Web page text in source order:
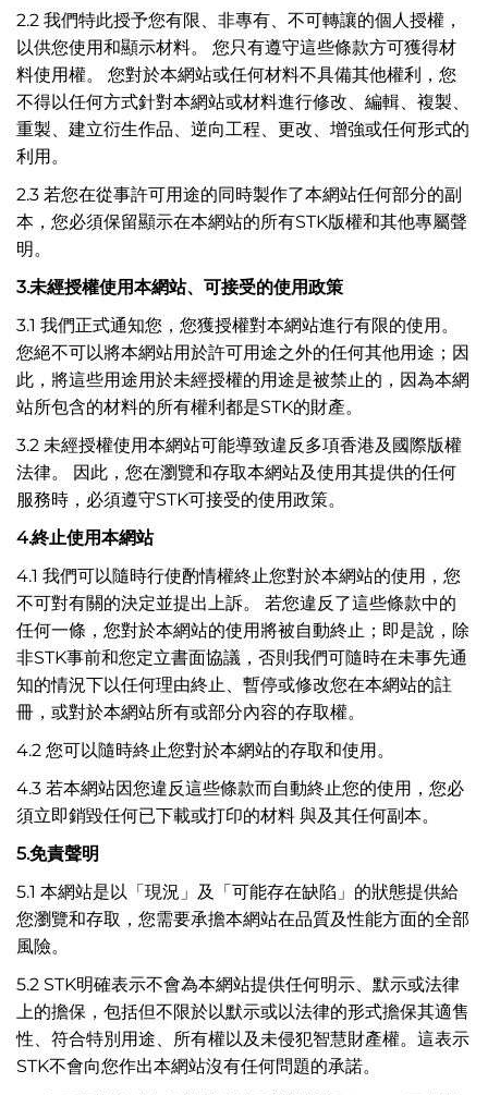
2.2 我們特此授予您有限、非專有、不可轉讓的個人授權，
以供您使用和顯示材料。 您只有遵守這些條款方可獲得材
料使用權。 您對於本網站或任何材料不具備其他權利，您
不得以任何方式針對本網站或材料進行修改、編輯、複製、
重製、建立衍生作品、逆向工程、更改、增強或任何形式的
利用。
2.3 若您在從事許可用途的同時製作了本網站任何部分的副
本，您必須保留顯示在本網站的所有STK版權和其他專屬聲
明。
3.未經授權使用本網站、可接受的使用政策
3.1 我們正式通知您，您獲授權對本網站進行有限的使用。
您絕不可以將本網站用於許可用途之外的任何其他用途；因
此，將這些用途用於未經授權的用途是被禁止的，因為本網
站所包含的材料的所有權利都是STK的財產。
3.2 未經授權使用本網站可能導致違反多項香港及國際版權
法律。 因此，您在瀏覽和存取本網站及使用其提供的任何
服務時，必須遵守STK可接受的使用政策。
4.終止使用本網站
4.1 我們可以隨時行使酌情權終止您對於本網站的使用，您
不可對有關的決定並提出上訴。 若您違反了這些條款中的
任何一條，您對於本網站的使用將被自動終止；即是說，除
非STK事前和您定立書面協議，否則我們可隨時在未事先通
知的情況下以任何理由終止、暫停或修改您在本網站的註
冊，或對於本網站所有或部分內容的存取權。
4.2 您可以隨時終止您對於本網站的存取和使用。
4.3 若本網站因您違反這些條款而自動終止您的使用，您必
須立即銷毀任何已下載或打印的材料 與及其任何副本。
5.免責聲明
5.1 本網站是以「現況」及「可能存在缺陷」的狀態提供給
您瀏覽和存取，您需要承擔本網站在品質及性能方面的全部
風險。
5.2 STK明確表示不會為本網站提供任何明示、默示或法律
上的擔保，包括但不限於以默示或以法律的形式擔保其適售
性、符合特別用途、所有權以及未侵犯智慧財產權。這表示
STK不會向您作出本網站沒有任何問題的承諾。